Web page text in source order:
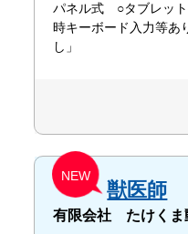
パネル式 ○タブレッ
時キーボード入力等
し」
NEW
獣医師
有限会社 たけくま